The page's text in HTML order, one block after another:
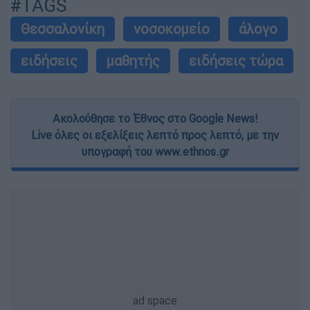
#TAGS
Θεσσαλονίκη νοσοκομείο
άλογο
ειδήσεις
μαθητής ειδήσεις τώρα
Ακολούθησε το Έθνος στο Google News!
Live όλες οι εξελίξεις λεπτό προς λεπτό, με την
υπογραφή του www.ethnos.gr